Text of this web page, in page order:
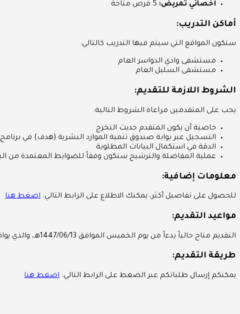
أخصائي تمريض:
أماكن التدريب:
ستكون المواقع التي سيتم فيها التدريب كالتالي:
مستشفى وادي الدواسر العام
مستشفى السليل العام
الشروط اللازمة للتقديم:
يجب على المتقدمين مراعاة الشروط التالية:
خاصية أن يكون المتقدم حديث التخرج
التسجيل عبر بوابة صندوق تنمية الموارد البشرية (هدف) في
الدقة في استكمال البيانات المطلوبة
عملية المفاضلة والترشيح ستكون وفقاً للضوابط المعتمدة من
معلومات إضافية:
للحصول على تفاصيل أكثر، يمكنك الاطلاع على الرابط التالي: اضغط هنا
مواعيد التقديم:
التقديم متاح حالياً بدءاً من يوم الخميس الموافق 1447/06/13هـ، والذي يوافق 2025/12/04م.
طريقة التقديم:
يمكنكم إرسال طلباتكم عبر الضغط على الرابط التالي: اضغط هنا